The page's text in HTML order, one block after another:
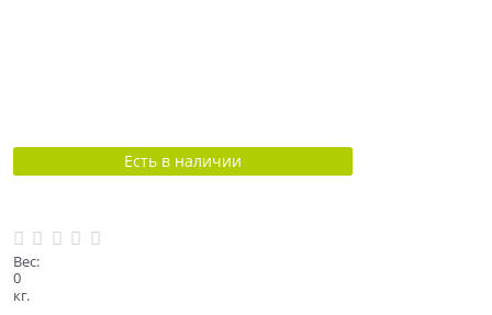
Есть в наличии
Вес:
0
кг.